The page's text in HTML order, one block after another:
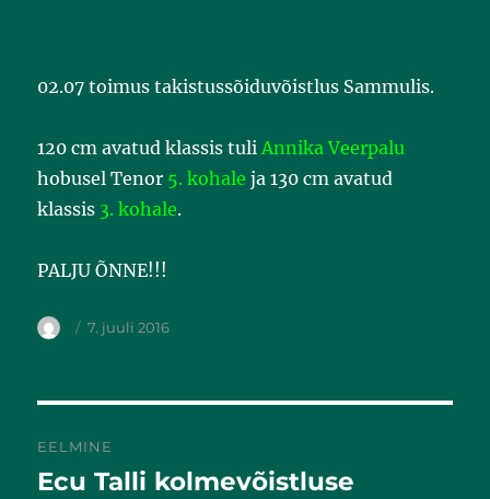
02.07 toimus takistussõiduvõistlus Sammulis.
120 cm avatud klassis tuliAnnika Veerpalu
hobusel Tenor 5. kohale ja 130 cm avatud
klassis 3. kohale.
PALJU ÕNNE!!!
7. juuli 2016
EELMINE
Eelmine
Ecu Talli kolmevõistluse